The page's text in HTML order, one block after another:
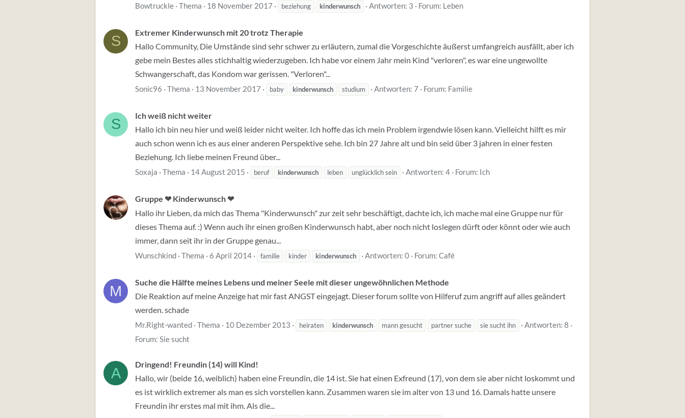
Bowtruckle Thema 18 November 2017 beziehung kinderwunsch Antworten: 3 Forum: Leben
S
Extremer Kinderwunsch mit 20 trotz Therapie
Hallo Community, Die Umstände sind sehr schwer zu erläutern, zumal die Vorgeschichte äußerst umfangreich ausfällt, aber ich
gebe mein Bestes alles stichhaltig wiederzugeben. Ich habe vor einem Jahr mein Kind "verloren", es war eine ungewollte
Schwangerschaft, das Kondom war gerissen. "Verloren"...
Sonic96 Thema 13 November 2017 baby kinderwunsch studium Antworten: 7 Forum: Familie
S
Ich weiß nicht weiter
Hallo ich bin neu hier und weiß leider nicht weiter. Ich hoffe das ich mein Problem irgendwie lösen kann. Vielleicht hilft es mir
auch schon wenn ich es aus einer anderen Perspektive sehe. Ich bin 27 Jahre alt und bin seid über 3 jahren in einer festen
Beziehung. Ich liebe meinen Freund über...
Soxaja Thema 14 August 2015 beruf kinderwunsch leben unglücklich sein Antworten: 4 Forum: Ich
Gruppe ❤ Kinderwunsch ❤
Hallo ihr Lieben, da mich das Thema "Kinderwunsch" zur zeit sehr beschäftigt, dachte ich, ich mache mal eine Gruppe nur für
dieses Thema auf. :) Wenn auch ihr einen großen Kinderwunsch habt, aber noch nicht loslegen dürft oder könnt oder wie auch
immer, dann seit ihr in der Gruppe genau...
Wunschkind Thema 6 April 2014 familie kinder kinderwunsch Antworten: 0 Forum: Café
M
Suche die Hälfte meines Lebens und meiner Seele mit dieser ungewöhnlichen Methode
Die Reaktion auf meine Anzeige hat mir fast ANGST eingejagt. Dieser forum sollte von Hilferuf zum angriff auf alles geändert
werden. schade
Mr.Right-wanted Thema 10 Dezember 2013 heiraten kinderwunsch mann gesucht partner suche sie sucht ihn
Antworten: 8
Forum: Sie sucht
A
Dringend! Freundin (14) will Kind!
Hallo, wir (beide 16, weiblich) haben eine Freundin, die 14 ist. Sie hat einen Exfreund (17), von dem sie aber nicht loskommt und
es ist wirklich extremer als man es sich vorstellen kann. Zusammen waren sie im alter von 13 und 16. Damals hatte unsere
Freundin ihr erstes mal mit ihm. Als die...